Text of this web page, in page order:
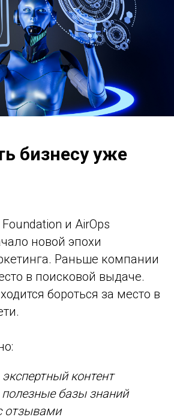
бизнесу уже
и AirOps
новой эпохи
Раньше компании
в поисковой выдаче.
бороться за место в
контент
полезные базы знаний
отзывами